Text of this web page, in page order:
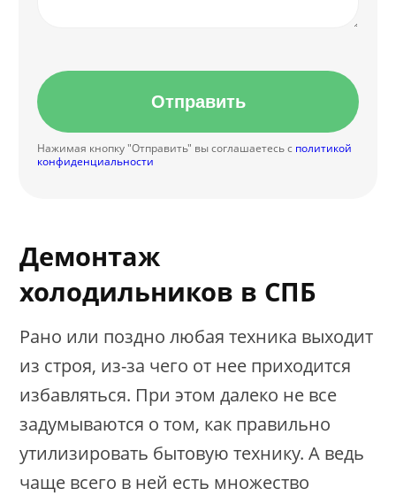
Отправить
Нажимая кнопку "Отправить" вы соглашаетесь с политикой
конфиденциальности
Демонтаж
холодильников в СПБ
Рано или поздно любая техника выходит
из строя, из-за чего от нее приходится
избавляться. При этом далеко не все
задумываются о том, как правильно
утилизировать бытовую технику. А ведь
чаще всего в ней есть множество